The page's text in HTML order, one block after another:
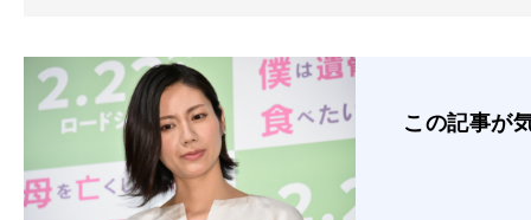
この記事が